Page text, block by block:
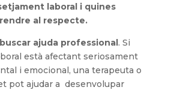
laboral i quines
al respecte.
ajuda professional. Si
està afectant seriosament
i emocional, una terapeuta o
pot ajudar a desenvolupar